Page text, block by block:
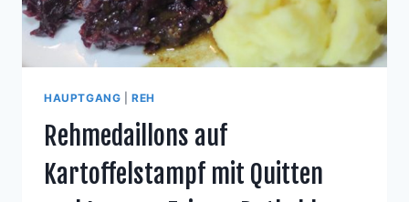
HAUPTGANG |REH
Rehmedaillons auf
Kartoffelstampf mit Quitten